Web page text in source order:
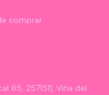
comprar
65, 2571511, Viña del